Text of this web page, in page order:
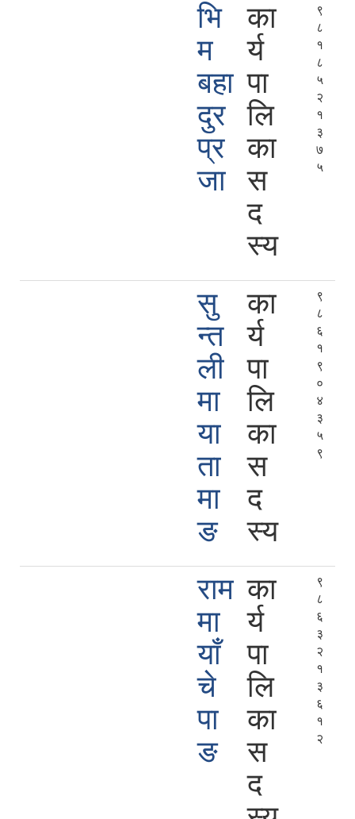
भि
म
बहा
दुर
प्र
जा
का
र्य
पा
लि
का
स
द
स्य
९
८
१
८
५
२
१
३
७
५
सु
न्त
ली
मा
या
ता
मा
ङ
का
र्य
पा
लि
का
स
द
स्य
९
८
६
१
९
०
४
३
५
९
राम
मा
याँ
चे
पा
ङ
का
र्य
पा
लि
का
स
द
९
८
६
३
२
१
३
६
१
२